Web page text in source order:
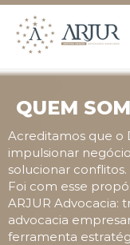
QUEM
Acreditamos que o
impulsionar
solucionar conflitos.
Foi com esse
ARJUR Advocacia:
advocacia
ferramenta